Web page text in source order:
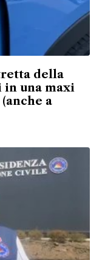
della
in una maxi
a